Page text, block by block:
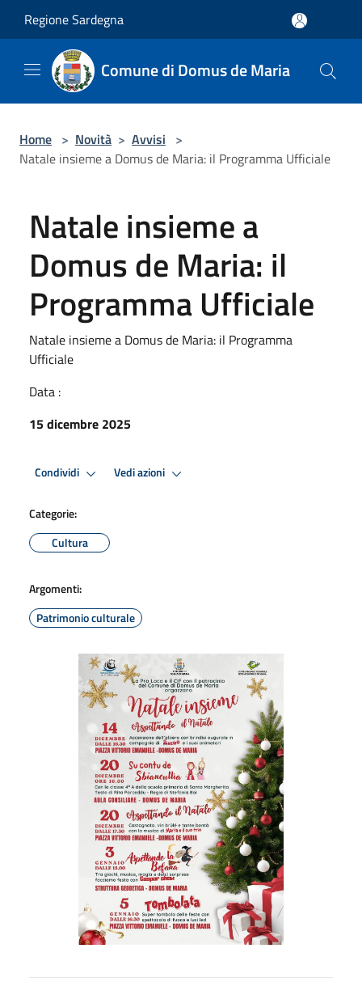
Regione Sardegna
Comune di Domus de Maria
Home > Novità > Avvisi >
Natale insieme a Domus de Maria: il Programma Ufficiale
Natale insieme a
Domus de Maria: il
Programma Ufficiale
Natale insieme a Domus de Maria: il Programma
Ufficiale
Data :
15 dicembre 2025
Condividi Vedi azioni
Categorie:
Cultura
Argomenti:
Patrimonio culturale